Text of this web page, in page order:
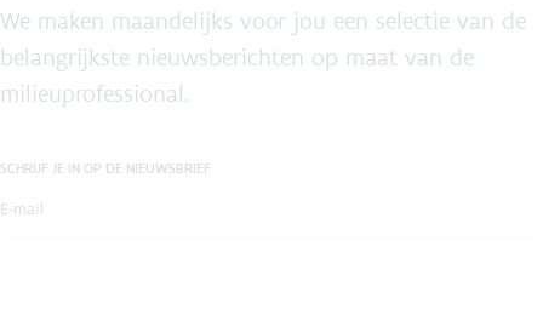
We maken maandelijks voor jou een selectie van de
belangrijkste nieuwsberichten op maat van de
milieuprofessional.
SCHRIJF JE IN OP DE NIEUWSBRIEF
E-mail